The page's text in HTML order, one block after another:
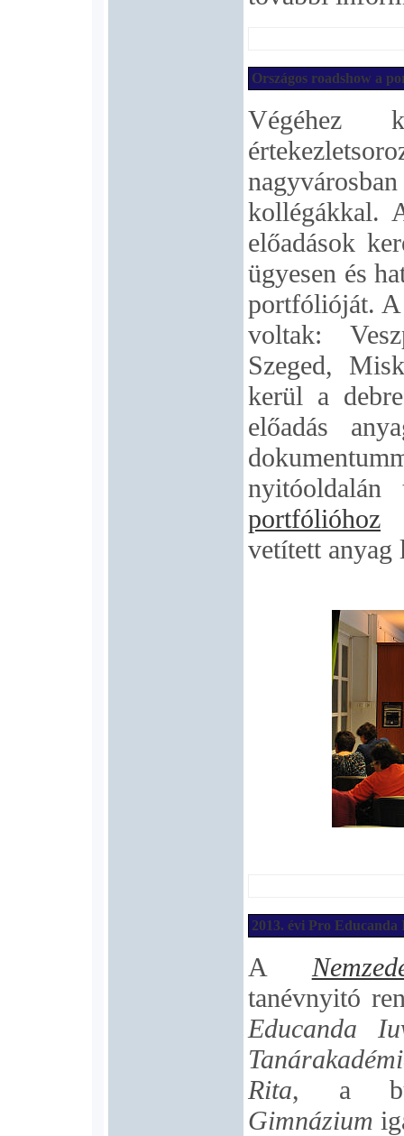
Országos roadshow a
kollégákkal.
előadások
ügyesen és
portfólióját.
voltak:
Szeged,
kerül a
előadás
portfólióhoz
vetített
2013. évi Pro
A
tanévnyitó
Educanda
Rita, a
Gimnázium